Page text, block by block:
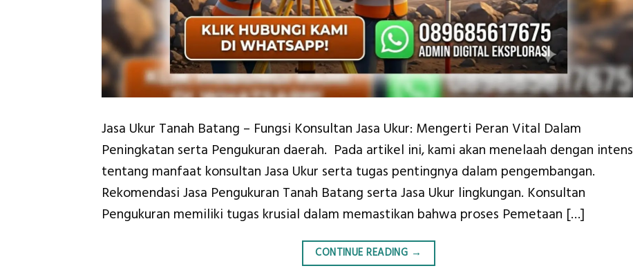
Jasa Ukur Tanah Batang – Fungsi Konsultan Jasa Ukur: Mengerti Peran Vital Dalam
Peningkatan serta Pengukuran daerah. Pada artikel ini, kami akan menelaah dengan intens
tentang manfaat konsultan Jasa Ukur serta tugas pentingnya dalam pengembangan.
Rekomendasi Jasa Pengukuran Tanah Batang serta Jasa Ukur lingkungan. Konsultan
Pengukuran memiliki tugas krusial dalam memastikan bahwa proses Pemetaan […]
CONTINUE READING →